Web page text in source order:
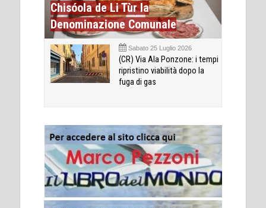
Chisóola de Li Tùr la
Denominazione Comunale
Sabato 25 Luglio 2026
(CR) Via Ala Ponzone: i tempi
ripristino viabilità dopo la
fuga di gas